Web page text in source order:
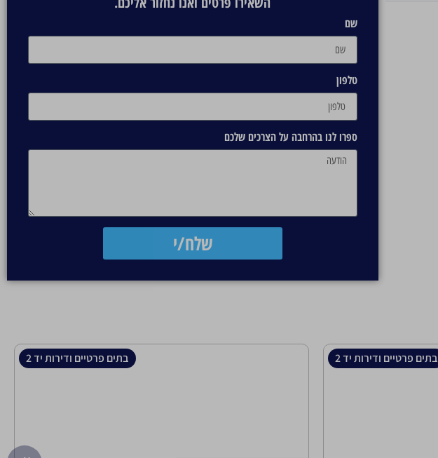
שם
טלפון
ספרו לנו בהרחבה על הצרכים שלכם
שלח/י
בתים פרטיים ודירות יד 2 בתים פרטיים ודירות יד 2